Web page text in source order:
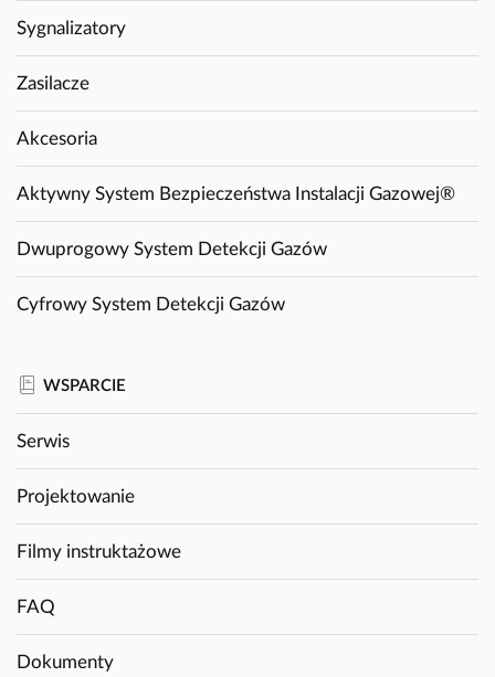
Sygnalizatory
Zasilacze
Akcesoria
Aktywny System Bezpieczeństwa Instalacji Gazowej®
Dwuprogowy System Detekcji Gazów
Cyfrowy System Detekcji Gazów
WSPARCIE
Serwis
Projektowanie
Filmy instruktażowe
FAQ
Dokumenty